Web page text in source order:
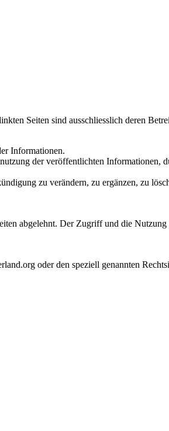
Seiten sind ausschliesslich deren
Informationen.
der veröffentlichten Informationen,
zu verändern, zu ergänzen, zu
abgelehnt. Der Zugriff und die Nutzung
oder den speziell genannten